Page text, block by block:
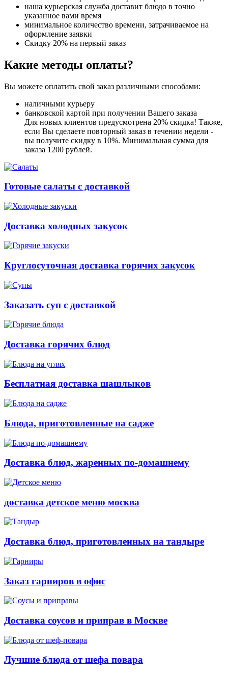
наша курьерская служба доставит блюдо в точно
указанное вами время
минимальное количество времени, затрачиваемое на
оформление заявки
Скидку 20% на первый заказ
Какие методы оплаты?
Вы можете оплатить свой заказ различными способами:
наличными курьеру
банковской картой при получении Вашего заказа
Для новых клиентов предусмотрена 20% скидка! Также,
если Вы сделаете повторный заказ в течении недели -
вы получите скидку в 10%. Минимальная сумма для
заказа 1200 рублей.
Готовые салаты с доставкой
Доставка холодных закусок
Круглосуточная доставка горячих закусок
Заказать суп с доставкой
Доставка горячих блюд
Бесплатная доставка шашлыков
Блюда, приготовленные на садже
Доставка блюд, жаренных по-домашнему
доставка детское меню москва
Доставка блюд, приготовленных на тандыре
Заказ гарниров в офис
Доставка соусов и приправ в Москве
Лучшие блюда от шефа повара